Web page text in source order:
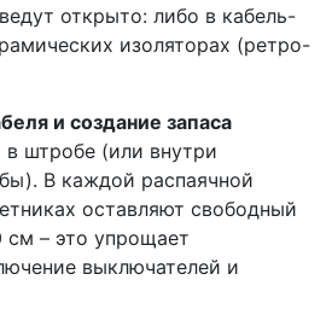
открыто: либо в кабель-
изоляторах (ретро-
и создание запаса
штробе (или внутри
В каждой распаячной
оставляют свободный
см – это упрощает
выключателей и